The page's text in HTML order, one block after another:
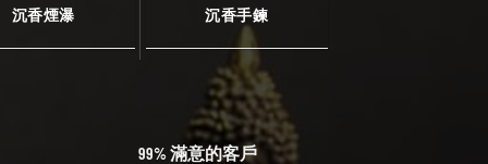
沉香煙瀑 沉香手鍊
99% 滿意的客戶